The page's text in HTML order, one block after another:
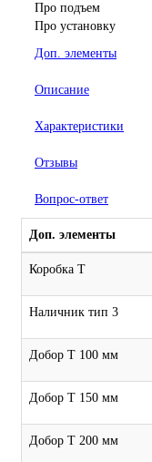
Про подъем
Про установку
Доп. элементы
Описание
Характеристики
Отзывы
Вопрос-ответ
Доп. элементы
Коробка Т
Наличник тип 3
Добор Т 100 мм
Добор Т 150 мм
Добор Т 200 мм